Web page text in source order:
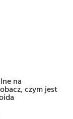
na
czym jest